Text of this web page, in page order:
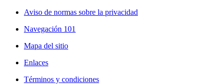
Aviso de normas sobre la privacidad
Navegación 101
Mapa del sitio
Enlaces
Términos y condiciones